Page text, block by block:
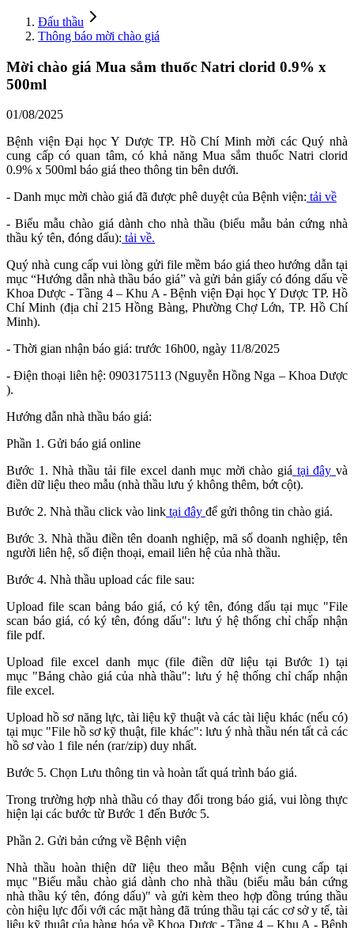
Đấu thầu
Thông báo mời chào giá
Mời chào giá Mua sắm thuốc Natri clorid 0.9% x
500ml
01/08/2025
Bệnh viện Đại học Y Dược TP. Hồ Chí Minh mời các Quý nhà
cung cấp có quan tâm, có khả năng Mua sắm thuốc Natri clorid
0.9% x 500ml báo giá theo thông tin bên dưới.
- Danh mục mời chào giá đã được phê duyệt của Bệnh viện: tải về
- Biểu mẫu chào giá dành cho nhà thầu (biểu mẫu bản cứng nhà
thầu ký tên, đóng dấu): tải về.
Quý nhà cung cấp vui lòng gửi file mềm báo giá theo hướng dẫn tại
mục “Hướng dẫn nhà thầu báo giá” và gửi bản giấy có đóng dấu về
Khoa Dược - Tầng 4 – Khu A - Bệnh viện Đại học Y Dược TP. Hồ
Chí Minh (địa chỉ 215 Hồng Bàng, Phường Chợ Lớn, TP. Hồ Chí
Minh).
- Thời gian nhận báo giá: trước 16h00, ngày 11/8/2025
- Điện thoại liên hệ: 0903175113 (Nguyễn Hồng Nga – Khoa Dược
).
Hướng dẫn nhà thầu báo giá:
Phần 1. Gửi báo giá online
Bước 1. Nhà thầu tải file excel danh mục mời chào giá tại đây và
điền dữ liệu theo mẫu (nhà thầu lưu ý không thêm, bớt cột).
Bước 2. Nhà thầu click vào link tại đây để gửi thông tin chào giá.
Bước 3. Nhà thầu điền tên doanh nghiệp, mã số doanh nghiệp, tên
người liên hệ, số điện thoại, email liên hệ của nhà thầu.
Bước 4. Nhà thầu upload các file sau:
Upload file scan bảng báo giá, có ký tên, đóng dấu tại mục "File
scan báo giá, có ký tên, đóng dấu": lưu ý hệ thống chỉ chấp nhận
file pdf.
Upload file excel danh mục (file điền dữ liệu tại Bước 1) tại
mục "Bảng chào giá của nhà thầu": lưu ý hệ thống chỉ chấp nhận
file excel.
Upload hồ sơ năng lực, tài liệu kỹ thuật và các tài liệu khác (nếu có)
tại mục "File hồ sơ kỹ thuật, file khác": lưu ý nhà thầu nén tất cả các
hồ sơ vào 1 file nén (rar/zip) duy nhất.
Bước 5. Chọn Lưu thông tin và hoàn tất quá trình báo giá.
Trong trường hợp nhà thầu có thay đổi trong báo giá, vui lòng thực
hiện lại các bước từ Bước 1 đến Bước 5.
Phần 2. Gửi bản cứng về Bệnh viện
Nhà thầu hoàn thiện dữ liệu theo mẫu Bệnh viện cung cấp tại
mục "Biểu mẫu chào giá dành cho nhà thầu (biểu mẫu bản cứng
nhà thầu ký tên, đóng dấu)" và gửi kèm theo hợp đồng trúng thầu
còn hiệu lực đối với các mặt hàng đã trúng thầu tại các cơ sở y tế, tài
liệu kỹ thuật của hàng hóa về Khoa Dược - Tầng 4 – Khu A - Bệnh